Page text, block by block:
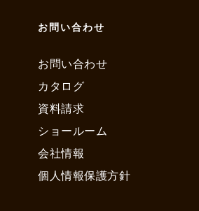
お問い合わせ
お問い合わせ
カタログ
資料請求
ショールーム
会社情報
個人情報保護方針